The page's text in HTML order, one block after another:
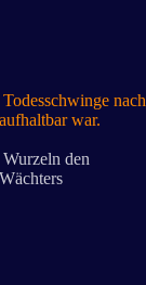
nach
war.
den